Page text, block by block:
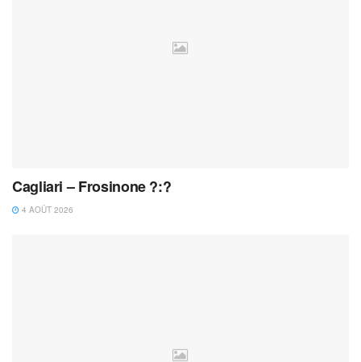
Cagliari – Frosinone ?:?
4 AOÛT 2026